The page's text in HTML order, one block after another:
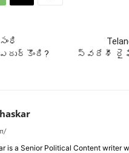
స్వదేశీ
is a Senior Political Content writer